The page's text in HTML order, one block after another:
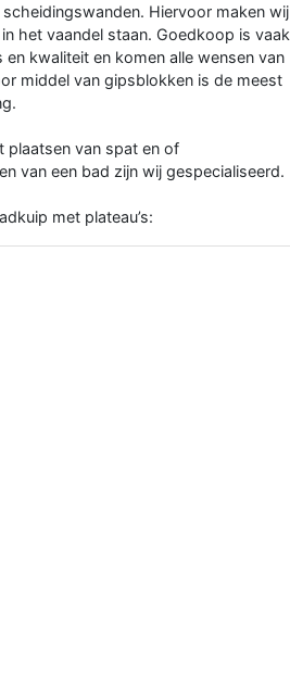
Hiervoor maken wij
het vaandel staan. Goedkoop is vaak
kwaliteit en komen alle wensen van
middel van gipsblokken is de meest
plaatsen van spat en of
van een bad zijn wij gespecialiseerd.
met plateau’s: